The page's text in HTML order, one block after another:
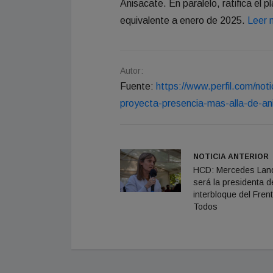
Anisacate. En paralelo, ratifica el
equivalente a enero de 2025.
Leer
Autor:
Fuente: https://www.perfil.com/
proyecta-presencia-mas-alla-de-
NOTICIA ANTERIOR
HCD: Mercedes
será la presidenta
interbloque del
Todos